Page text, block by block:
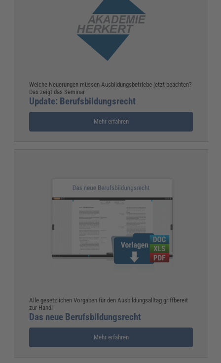
Welche Neuerungen müssen Ausbildungsbetriebe jetzt beachten?
Das zeigt das Seminar
Update: Berufsbildungsrecht
Mehr erfahren
Alle gesetzlichen Vorgaben für den Ausbildungsalltag griffbereit
zur Hand!
Das neue Berufsbildungsrecht
Mehr erfahren